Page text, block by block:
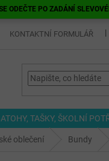
ODEČTE PO ZADÁNÍ
KONTAKTNÍ FORMULÁŘ
TAŠKY, ŠKOLNÍ
oblečení Bundy